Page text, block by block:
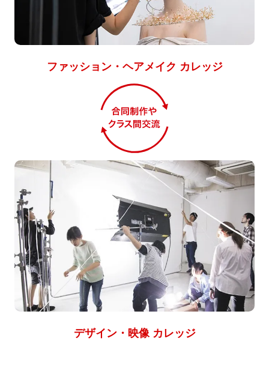
ファッション・ヘアメイク カレッジ
デザイン・映像 カレッジ